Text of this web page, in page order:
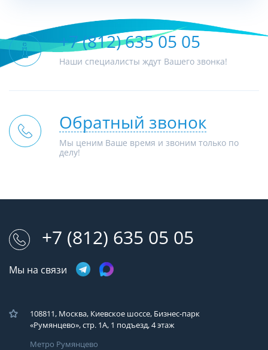
+7 (812) 635 05 05
Наши специалисты ждут Вашего звонка!
Обратный звонок
Мы ценим Ваше время и звоним только по
делу!
+7 (812) 635 05 05
Мы на связи
108811, Москва, Киевское шоссе, Бизнес-парк
«Румянцево», стр. 1А, 1 подъезд, 4 этаж
Метро Румянцево